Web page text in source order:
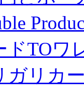
ドTO
ガリカ